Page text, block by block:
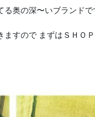
奥の深〜いブランドで
ますので まずはＳＨＯ